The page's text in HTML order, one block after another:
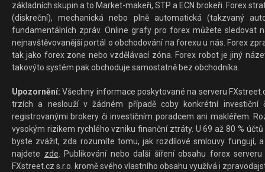
základních skupin a to Market-makeři, STP a ECN brokeři. Forex
(diskreční), mechanická nebo plně automatická (takzvaný
fundamentálních zpráv. Online grafy pro forex můžete sledovat
nejnavštěvovanější portál o obchodování na forexu u nás. Forex
tak jako forex zone nebo vzdělávací zóna. Forex robot je jiný
takovýto systém pak obchoduje samostatně bez obchodníka.
Upozornění: Všechny informace poskytované na serveru
trzích a neslouží v žádném případě coby konkrétní investiční
registrovanými brokery či investičním poradcem ani makléřem.
vysokým rizikem rychlého vzniku finanční ztráty. U 69 až 80 %
byste zvážit, zda rozumíte tomu, jak rozdílové smlouvy fungují,
najdete zde. Publikování nebo další šíření obsahu forex
FXstreet.cz s.r.o. kromě svého vlastního obsahu využívá i